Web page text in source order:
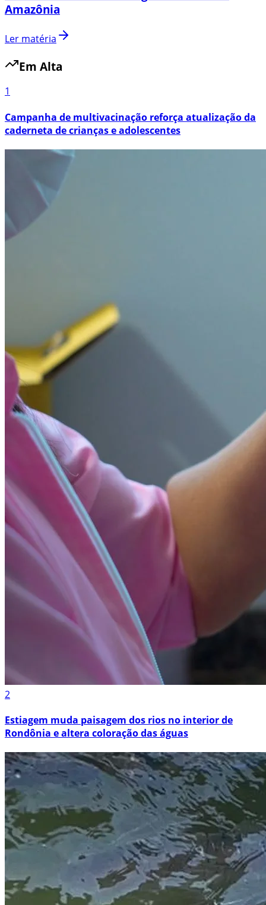
Amazônia
Ler matéria
Em Alta
1
Campanha de multivacinação reforça atualização da
caderneta de crianças e adolescentes
2
Estiagem muda paisagem dos rios no interior de
Rondônia e altera coloração das águas